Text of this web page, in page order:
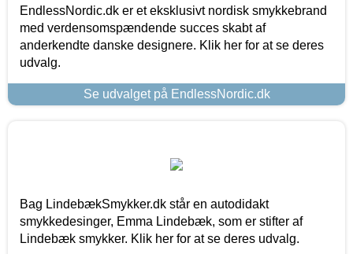
EndlessNordic.dk er et eksklusivt nordisk smykkebrand
med verdensomspændende succes skabt af
anderkendte danske designere. Klik her for at se deres
udvalg.
Se udvalget på EndlessNordic.dk
Bag LindebækSmykker.dk står en autodidakt
smykkedesinger, Emma Lindebæk, som er stifter af
Lindebæk smykker. Klik her for at se deres udvalg.